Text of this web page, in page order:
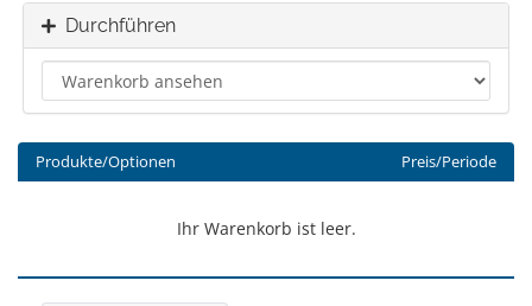
Durchführen
Produkte/Optionen Preis/Periode
Ihr Warenkorb ist leer.